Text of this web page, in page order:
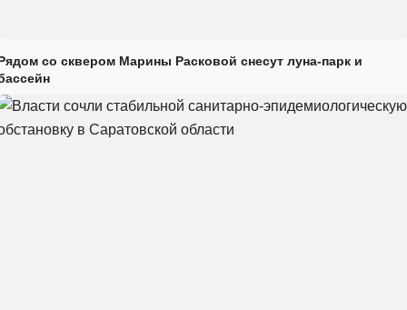
со сквером Марины Расковой снесут луна-парк и